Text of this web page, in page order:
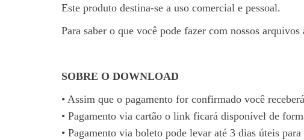
Este produto destina-se a uso comercial e pessoal.
Para saber o que você pode fazer com nossos arquivos
SOBRE O DOWNLOAD
• Assim que o pagamento for confirmado você
• Pagamento via cartão o link ficará disponível de
• Pagamento via boleto pode levar até 3 dias úteis